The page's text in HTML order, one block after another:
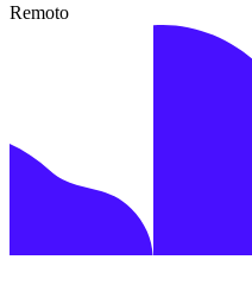
Remoto